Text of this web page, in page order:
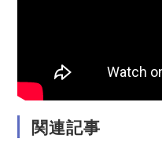
関連記事